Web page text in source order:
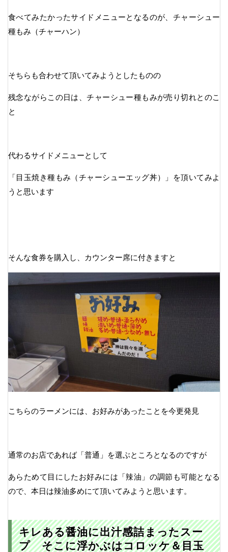
食べてみたかったサイドメニューとなるのが、チャーシュー
種もみ（チャーハン）
そちらも合わせて頂いてみようとしたものの
残念ながらこの日は、チャーシュー種もみが売り切れとのこ
と
代わるサイドメニューとして
「目玉焼き種もみ（チャーシューエッグ丼）」を頂いてみよ
うと思います
そんな食券を購入し、カウンター席に付きますと
こちらのラーメンには、お好みがあったことを今更発見
通常のお店であれば「普通」を選ぶところとなるのですが
あらためて目にしたお好みには「辣油」の調節も可能となる
ので、本日は辣油多めにて頂いてみようと思います。
キレある醤油に出汁感詰まったスー
プ そこに浮かぶはコロッケ＆目玉